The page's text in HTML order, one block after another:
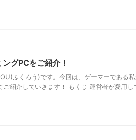
グPCをご紹介！
ふくろう)です。今回は、ゲーマーである私
ご紹介していきます！ もくじ 運営者が愛用し